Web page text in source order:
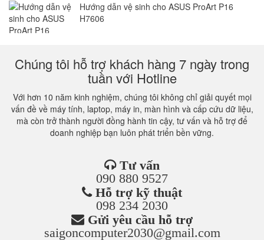
Hướng dẫn vệ sinh cho ASUS ProArt P16
H7606
Chúng tôi hỗ trợ khách hàng 7 ngày trong
tuần với Hotline
Với hơn 10 năm kinh nghiệm, chúng tôi không chỉ giải quyết mọi
vấn đề về máy tính, laptop, máy in, màn hình và cấp cứu dữ liệu,
mà còn trở thành người đồng hành tin cậy, tư vấn và hỗ trợ để
doanh nghiệp bạn luôn phát triển bền vững.
Tư vấn
090 880 9527
Hỗ trợ kỹ thuật
098 234 2030
Gửi yêu cầu hỗ trợ
saigoncomputer2030@gmail.com